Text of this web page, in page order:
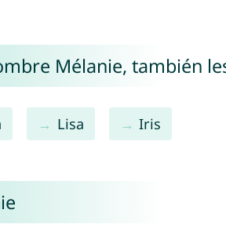
Mélanie, también
Lisa Iris